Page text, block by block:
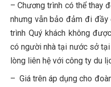
– Chương trình có thể thay
nhưng vẫn bảo đảm đi đầy
trình Quý khách không
có người nhà tại nước sở
lòng liên hệ với công ty du
– Giá trên áp dụng cho